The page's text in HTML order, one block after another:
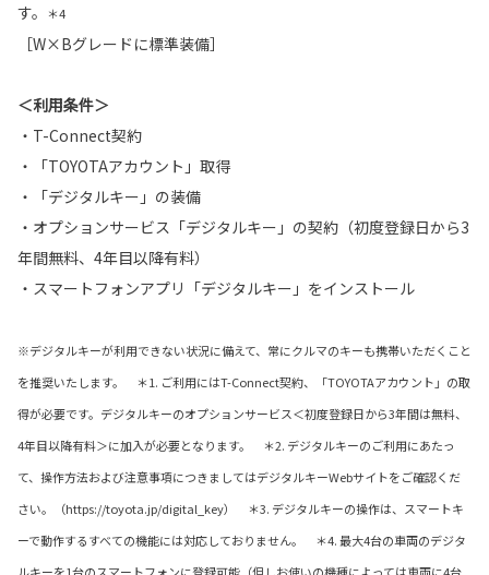
す。
＊4
［W×Bグレードに標準装備］
＜利用条件＞
・T-Connect契約
・「TOYOTAアカウント」取得
・「デジタルキー」の装備
・オプションサービス「デジタルキー」の契約（初度登録日から3
年間無料、4年目以降有料）
・スマートフォンアプリ「デジタルキー」をインストール
※デジタルキーが利用できない状況に備えて、常にクルマのキーも携帯いただくこと
を推奨いたします。 ＊1. ご利用にはT-Connect契約、「TOYOTAアカウント」の取
得が必要です。デジタルキーのオプションサービス＜初度登録日から3年間は無料、
4年目以降有料＞に加入が必要となります。 ＊2. デジタルキーのご利用にあたっ
て、操作方法および注意事項につきましてはデジタルキーWebサイトをご確認くだ
さい。（https://toyota.jp/digital_key） ＊3. デジタルキーの操作は、スマートキ
ーで動作するすべての機能には対応しておりません。 ＊4. 最大4台の車両のデジタ